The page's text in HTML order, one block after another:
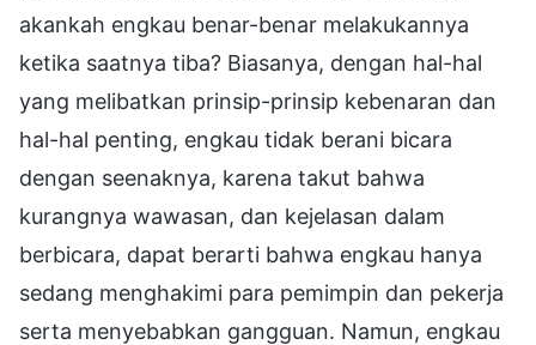
akankah engkau benar-benar melakukannya
ketika saatnya tiba? Biasanya, dengan hal-hal
yang melibatkan prinsip-prinsip kebenaran dan
hal-hal penting, engkau tidak berani bicara
dengan seenaknya, karena takut bahwa
kurangnya wawasan, dan kejelasan dalam
berbicara, dapat berarti bahwa engkau hanya
sedang menghakimi para pemimpin dan pekerja
serta menyebabkan gangguan. Namun, engkau